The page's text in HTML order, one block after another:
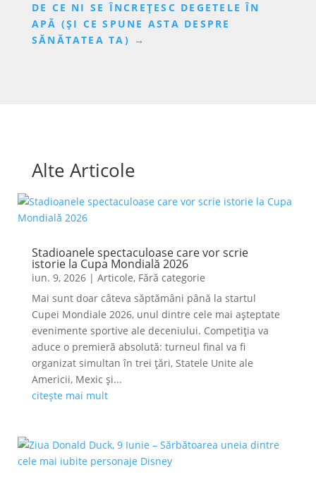
DE CE NI SE ÎNCREȚESC DEGETELE ÎN
APĂ (ȘI CE SPUNE ASTA DESPRE
SĂNĂTATEA TA) →
Alte Articole
Stadioanele spectaculoase care vor scrie
istorie la Cupa Mondială 2026
iun. 9, 2026| Articole, Fără categorie
Mai sunt doar câteva săptămâni până la startul
Cupei Mondiale 2026, unul dintre cele mai așteptate
evenimente sportive ale deceniului. Competiția va
aduce o premieră absolută: turneul final va fi
organizat simultan în trei țări, Statele Unite ale
Americii, Mexic și...
citește mai mult